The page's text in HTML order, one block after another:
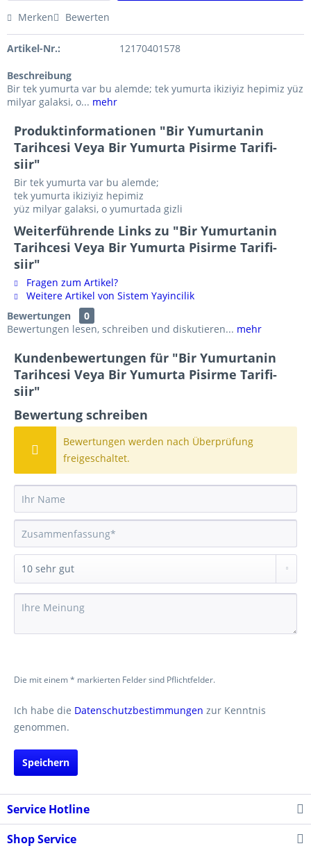
Merken Bewerten
Artikel-Nr.: 12170401578
Beschreibung
Bir tek yumurta var bu alemde; tek yumurta ikiziyiz hepimiz yüz
milyar galaksi, o... mehr
Produktinformationen "Bir Yumurtanin
Tarihcesi Veya Bir Yumurta Pisirme Tarifi-
siir"
Bir tek yumurta var bu alemde;
tek yumurta ikiziyiz hepimiz
yüz milyar galaksi, o yumurtada gizli
Weiterführende Links zu "Bir Yumurtanin
Tarihcesi Veya Bir Yumurta Pisirme Tarifi-
siir"
Fragen zum Artikel?
Weitere Artikel von Sistem Yayincilik
Bewertungen
0
Bewertungen lesen, schreiben und diskutieren... mehr
Kundenbewertungen für "Bir Yumurtanin
Tarihcesi Veya Bir Yumurta Pisirme Tarifi-
siir"
Bewertung schreiben
Bewertungen werden nach Überprüfung
freigeschaltet.
Die mit einem * markierten Felder sind Pflichtfelder.
Ich habe die Datenschutzbestimmungen zur Kenntnis
genommen.
Speichern
Service Hotline
Shop Service